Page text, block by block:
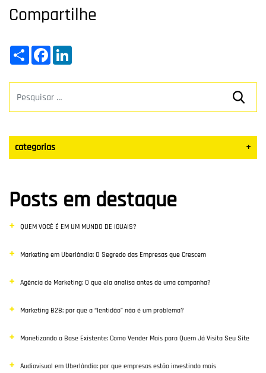
Compartilhe
ShareFacebook
categorias +
Blog
Vendas
Destaque
Inbound Marketing
Desenvolvimento Web
Google Ads
E-commerce
Posts em destaque
QUEM VOCÊ É EM UM MUNDO DE IGUAIS?
Marketing em Uberlândia: O Segredo das Empresas que Crescem
Agência de Marketing: O que ela analisa antes de uma campanha?
Marketing B2B: por que a “lentidão” não é um problema?
Monetizando a Base Existente: Como Vender Mais para Quem Já Visita Seu Site
Audiovisual em Uberlândia: por que empresas estão investindo mais